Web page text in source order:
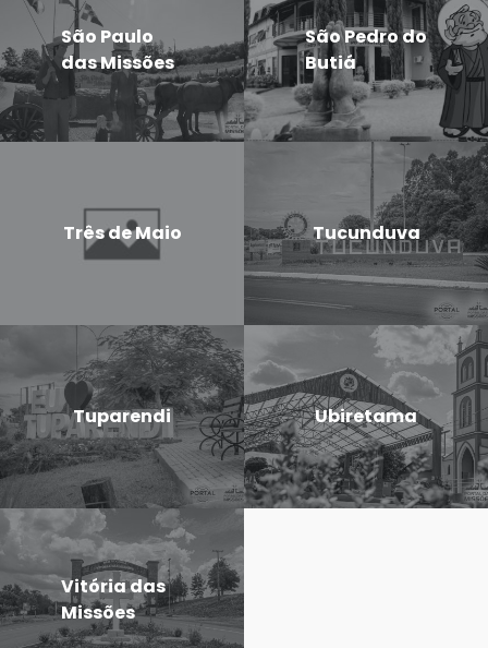
São Paulo
das Missões
São Pedro do
Butiá
Três de Maio Tucunduva
Tuparendi Ubiretama
Vitória das
Missões